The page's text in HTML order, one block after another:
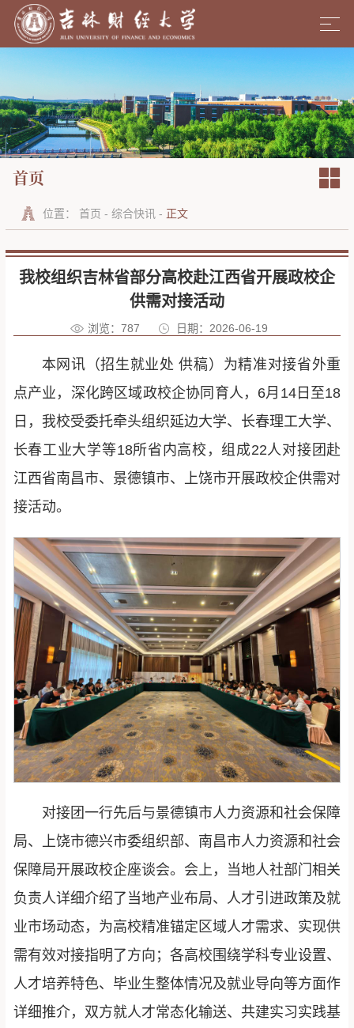
首页
位置： 首页 - 综合快讯 - 正文
我校组织吉林省部分高校赴江西省开展政校企
供需对接活动
浏览： 787 日期：2026-06-19
本网讯（招生就业处 供稿）为精准对接省外重
点产业，深化跨区域政校企协同育人，6月14日至18
日，我校受委托牵头组织延边大学、长春理工大学、
长春工业大学等18所省内高校，组成22人对接团赴
江西省南昌市、景德镇市、上饶市开展政校企供需对
接活动。
对接团一行先后与景德镇市人力资源和社会保障
局、上饶市德兴市委组织部、南昌市人力资源和社会
保障局开展政校企座谈会。会上，当地人社部门相关
负责人详细介绍了当地产业布局、人才引进政策及就
业市场动态，为高校精准锚定区域人才需求、实现供
需有效对接指明了方向；各高校围绕学科专业设置、
人才培养特色、毕业生整体情况及就业导向等方面作
详细推介，双方就人才常态化输送、共建实习实践基